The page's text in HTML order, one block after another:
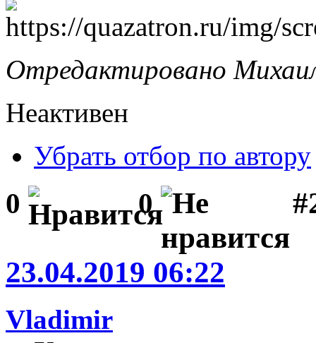
Отредактировано
Неактивен
Убрать отбор по автору
0 0
23.04.2019 06:22
Vladimir